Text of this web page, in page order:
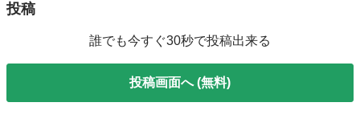
投稿
誰でも今すぐ30秒で投稿出来る
投稿画面へ (無料)